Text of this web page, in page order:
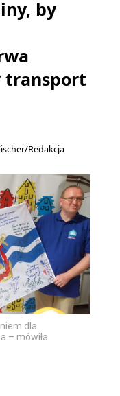
by
transport
Redakcja
dla
– mówiła